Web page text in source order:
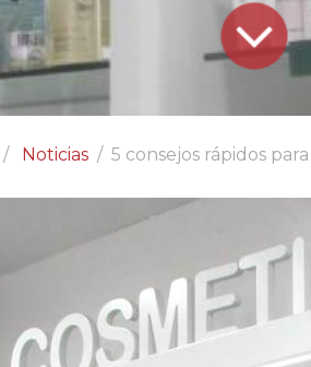
Noticias 5 consejos rápidos